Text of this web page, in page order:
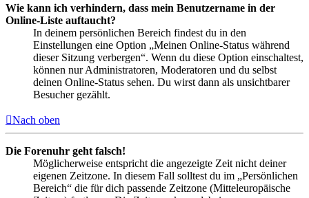
Wie kann ich verhindern, dass mein Benutzername in der
Online-Liste auftaucht?
In deinem persönlichen Bereich findest du in den
Einstellungen eine Option „Meinen Online-Status während
dieser Sitzung verbergen“. Wenn du diese Option einschaltest,
können nur Administratoren, Moderatoren und du selbst
deinen Online-Status sehen. Du wirst dann als unsichtbarer
Besucher gezählt.
Nach oben
Die Forenuhr geht falsch!
Möglicherweise entspricht die angezeigte Zeit nicht deiner
eigenen Zeitzone. In diesem Fall solltest du im „Persönlichen
Bereich“ die für dich passende Zeitzone (Mitteleuropäische